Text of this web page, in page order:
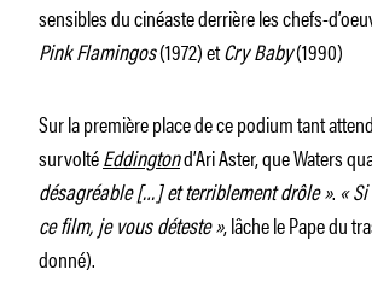
sensibles du cinéaste derrière les chefs-
Pink Flamingos(1972) etCry Baby(1990)
Sur la première place de ce podium tant
survoltéEddingtond’Ari Aster, que Waters
désagréable […] et terriblement drôle ». «
ce film, je vous déteste », lâche le Pape du
donné).